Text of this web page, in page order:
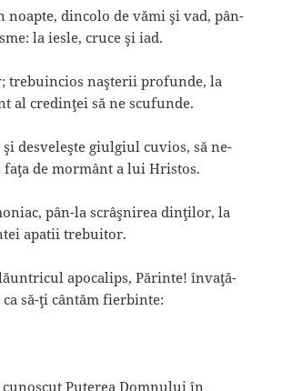
noapte, dincolo de vămi şi vad, pân-
la iesle, cruce şi iad.
trebuincios naşterii profunde, la
al credinţei să ne scufunde.
şi desveleşte giulgiul cuvios, să ne-
faţa de mormânt a lui Hristos.
pân-la scrâşnirea dinţilor, la
apatii trebuitor.
apocalips, Părinte! învaţă-
să-ţi cântăm fierbinte:
cunoscut Puterea Domnului în